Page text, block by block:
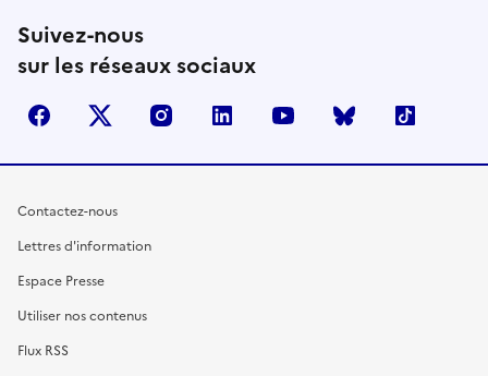
Suivez-nous
sur les réseaux sociaux
facebook X (anciennement Twitter)
instagramlinkedin youtube Bluesky
Contactez-nous
Lettres d'information
Espace Presse
Utiliser nos contenus
Flux RSS